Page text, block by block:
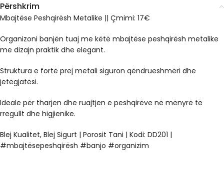
Përshkrim
Mbajtëse Peshqirësh Metalike || Çmimi: 17€
Organizoni banjën tuaj me këtë mbajtëse peshqirësh metalike
me dizajn praktik dhe elegant.
Struktura e fortë prej metali siguron qëndrueshmëri dhe
jetëgjatësi.
Ideale për tharjen dhe ruajtjen e peshqirëve në mënyrë të
rregullt dhe higjienike.
Blej Kualitet, Blej Sigurt | Porosit Tani | Kodi: DD201 |
#mbajtësepeshqirësh #banjo #organizim